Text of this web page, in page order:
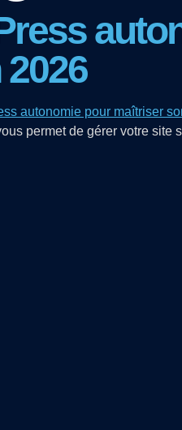
permet de gérer votre